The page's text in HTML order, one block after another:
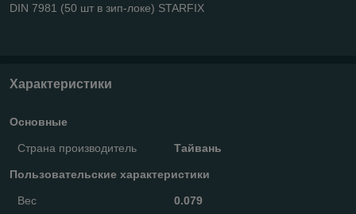
DIN 7981 (50 шт в зип-локе) STARFIX
Характеристики
Основные
Страна производитель Тайвань
Пользовательские характеристики
Вес
0.079